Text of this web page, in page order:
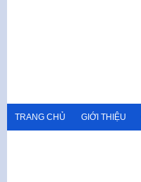
TRANG CHỦ GIỚI THIỆU